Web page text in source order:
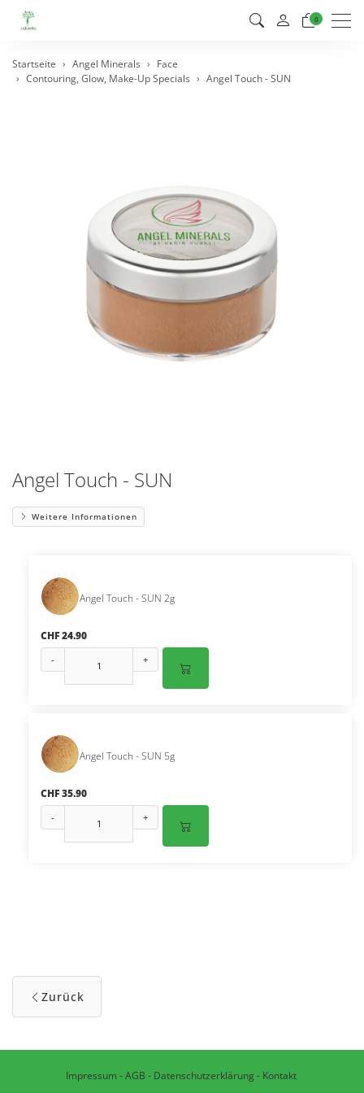
0
Startseite Angel Minerals
Face
Contouring, Glow, Make-Up Specials
Angel Touch - SUN
Angel Touch - SUN
Weitere Informationen
Angel Touch - SUN 2g
CHF 24.90
- +
Angel Touch - SUN 5g
CHF 35.90
- +
Zurück
Impressum -AGB - Datenschutzerklärung - Kontakt